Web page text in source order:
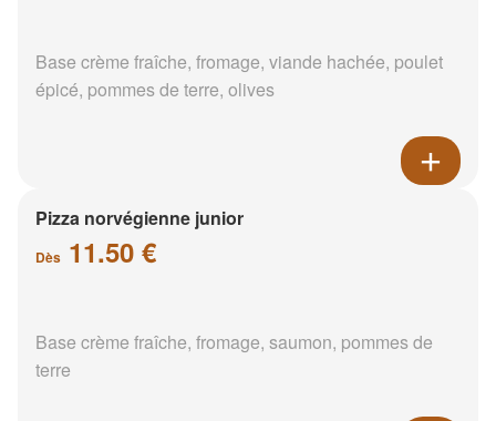
Base crème fraîche, fromage, viande hachée, poulet
épicé, pommes de terre, olives
Pizza norvégienne junior
Dès 11.50 €
Base crème fraîche, fromage, saumon, pommes de
terre